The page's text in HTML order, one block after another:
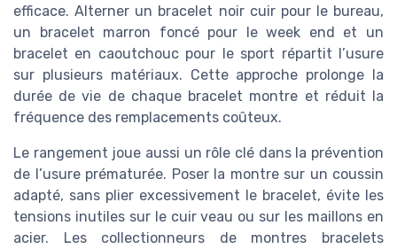
efficace. Alterner un bracelet noir cuir pour le bureau,
un bracelet marron foncé pour le week end et un
bracelet en caoutchouc pour le sport répartit l’usure
sur plusieurs matériaux. Cette approche prolonge la
durée de vie de chaque bracelet montre et réduit la
fréquence des remplacements coûteux.
Le rangement joue aussi un rôle clé dans la prévention
de l’usure prématurée. Poser la montre sur un coussin
adapté, sans plier excessivement le bracelet, évite les
tensions inutiles sur le cuir veau ou sur les maillons en
acier. Les collectionneurs de montres bracelets